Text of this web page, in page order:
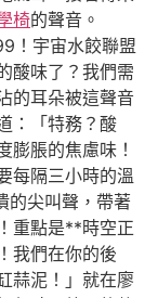
椅的聲音。
！宇宙水餃聯盟
酸味了？我們需
的耳朵被這聲音
：「特務？酸
膨脹的焦慮味！
每隔三小時的溫
的尖叫聲，帶著
重點是**時空正
我們在你的後
蒜泥！」就在廖